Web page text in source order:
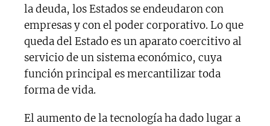
la deuda, los Estados se endeudaron con
empresas y con el poder corporativo. Lo que
queda del Estado es un aparato coercitivo al
servicio de un sistema económico, cuya
función principal es mercantilizar toda
forma de vida.
El aumento de la tecnología ha dado lugar a